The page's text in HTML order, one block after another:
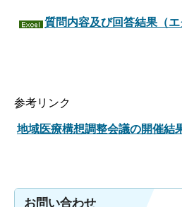
質問内容及び回答結果（エ
参考リンク
地域医療構想調整会議の開催結
お問い合わせ